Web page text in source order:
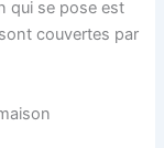
qui se pose est
couvertes par